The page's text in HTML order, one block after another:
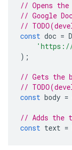
// Opens
// Google
//
const doc =
'https://
);
// Gets the
//
const body =
// Adds the
const text =